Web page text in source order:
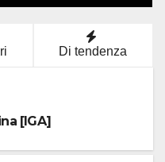
Di tendenza
[IGA]